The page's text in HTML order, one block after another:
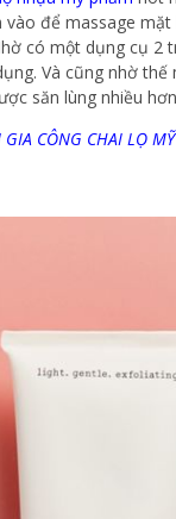
để massage
có một dụng cụ 2
Và cũng nhờ thế
săn lùng nhiều
CÔNG CHAI LỌ